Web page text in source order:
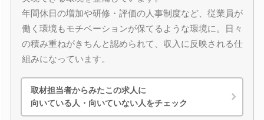
年間休日の増加や研修・評価の人事制度など、従業員が
働く環境もモチベーションが保てるような環境に。日々
の積み重ねがきちんと認められて、収入に反映される仕
組みになっています。
取材担当者からみたこの求人に
向いている人・向いていない人をチェック